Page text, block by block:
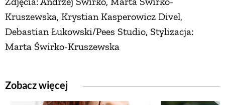
Kruszewska, Krystian Kasperowicz Divel,
Debastian Łukowski/Pees Studio, Stylizacja:
Marta Świrko-Kruszewska
Zobacz więcej